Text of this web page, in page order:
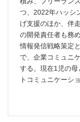
つ、2022年ハッシ
げ支援のほか、伴
の開発責任者も務
情報発信戦略策定
で、企業コミュニ
する。現在1児の
トコミュニケーシ